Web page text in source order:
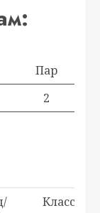
Пар
2
Класс/